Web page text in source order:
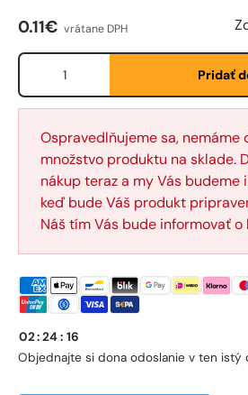
Etternavn *
E-post *
Telefon
Bežná cena
0.11€ vrátane DPH
Množstvo
Pridať
Ospravedlňujeme sa, nemáme
množstvo produktu na sklade.
nákup teraz a my Vás budeme
keď bude Váš produkt
Náš tím Vás bude informovať o
Objednajte si do
02:24: 16
na odoslanie v ten istý